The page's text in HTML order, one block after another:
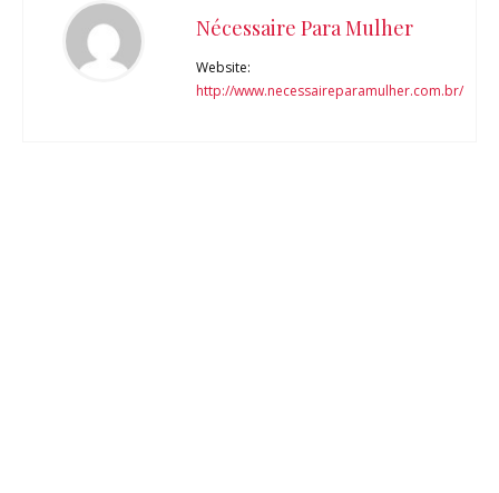
Nécessaire Para Mulher
Website:
http://www.necessaireparamulher.com.br/